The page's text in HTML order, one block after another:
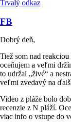
Trvalý odkaz
FB
Dobrý deň,
Tiež som nad
oceňujem a veľmi
to udržal „živé“ a
veľmi zvedavý na
Video z pláže bolo
recenzie z N pláží.
viac info o vstupe do